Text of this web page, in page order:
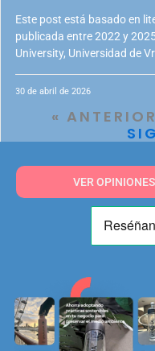
Este post está basado en
publicada entre 2022 y
University, Universidad de
30 de abril de 2026
« ANTERIOR
VER